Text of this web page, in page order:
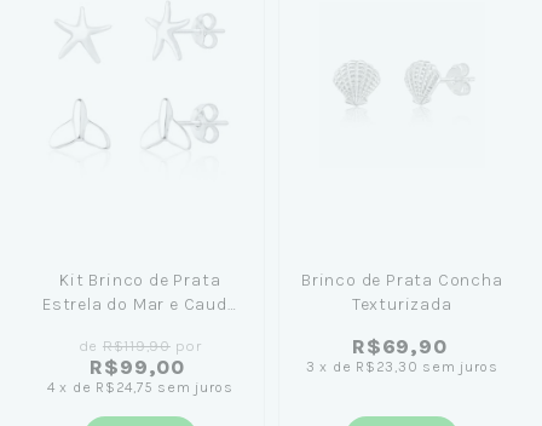
Kit Brinco de Prata
Estrela do Mar e Cauda
de R$119,90por
R$99,00
4 x de R$24,75 sem juros
Brinco de Prata Concha
Texturizada
R$69,90
3 x de R$23,30 sem juros